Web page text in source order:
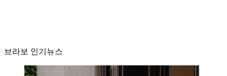
브라보 인기뉴스